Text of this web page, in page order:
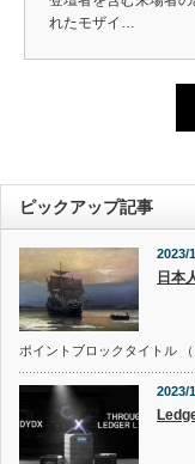
れたモザイ…
ピックアップ記事
2023/
日本
ポイントブロックタイトル
2023/